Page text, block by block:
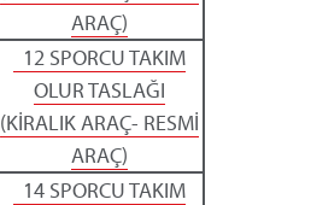
ARAÇ)
12 SPORCU TAKIM
OLUR TASLAĞI
(KİRALIK ARAÇ- RESMİ
ARAÇ)
14 SPORCU TAKIM